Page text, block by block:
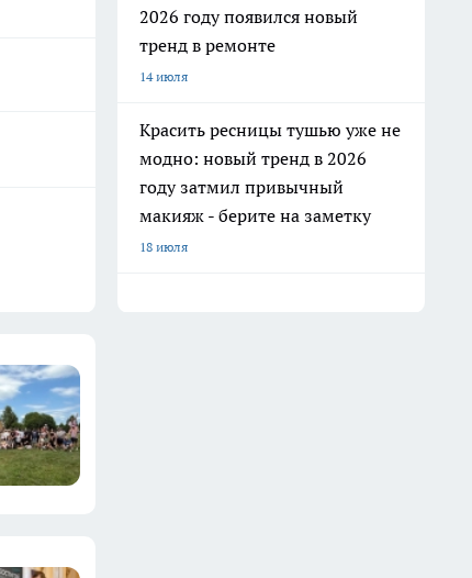
2026 году появился новый
тренд в ремонте
14 июля
Красить ресницы тушью уже не
модно: новый тренд в 2026
году затмил привычный
макияж - берите на заметку
18 июля